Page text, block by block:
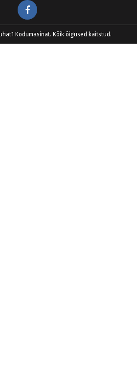
Facebook
Kodumasinat. Kõik õigused kaitstud.